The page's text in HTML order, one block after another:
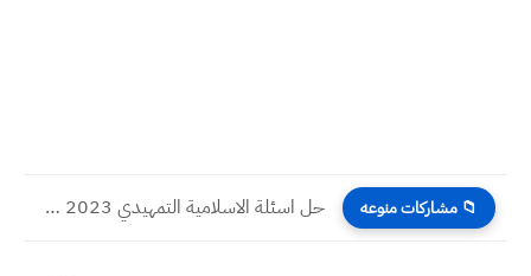
📁 مشاركات منوعه حل اسئلة الاسلامية التمهيدي 2023 صف السادس الادبي